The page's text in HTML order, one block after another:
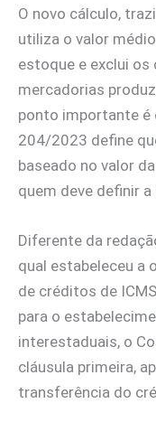
O novo cálculo,
utiliza o valor
estoque e exclui os
mercadorias
ponto importante é
204/2023 define
baseado no valor
quem deve definir a
Diferente da
qual estabeleceu a
de créditos de
para o
interestaduais, o
cláusula primeira,
transferência do